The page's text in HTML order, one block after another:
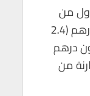
من
العام الجاري إلى نحو 8.77 مليون درهم (2.4
108.663 مليون درهم
من